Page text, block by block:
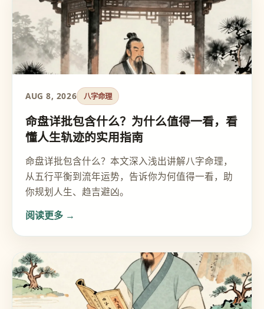
AUG 8, 2026 八字命理
命盘详批包含什么？为什么值得一看，看
懂人生轨迹的实用指南
命盘详批包含什么？本文深入浅出讲解八字命理，
从五行平衡到流年运势，告诉你为何值得一看，助
你规划人生、趋吉避凶。
阅读更多 →